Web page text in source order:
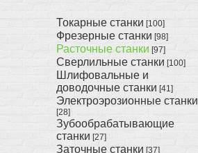
Токарные станки [100]
Фрезерные станки [98]
Расточные станки [97]
Сверлильные станки [100]
Шлифовальные и
доводочные станки [41]
Электроэрозионные станки
[28]
Зубообрабатывающие
станки [27]
Заточные станки [37]